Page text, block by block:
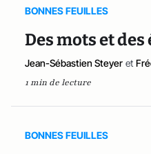
BONNES FEUILLES
Des mots et des
Jean-Sébastien Steyer et
1 min de lecture
BONNES FEUILLES